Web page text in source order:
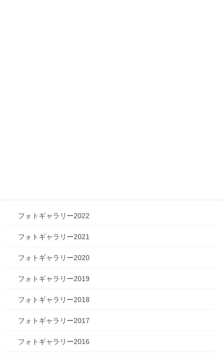
フォトギャラリー2022
フォトギャラリー2021
フォトギャラリー2020
フォトギャラリー2019
フォトギャラリー2018
フォトギャラリー2017
フォトギャラリー2016